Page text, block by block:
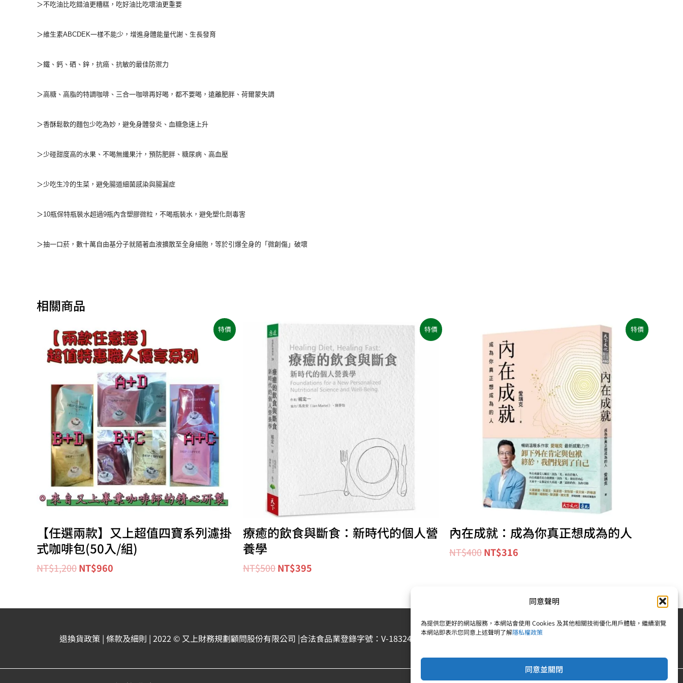
同意聲明
為提供您更好的網站服務，本網站會使用 Cookies 及其他相關技術優化用戶體驗，繼續瀏覽
本網站即表示您同意上述聲明了解隱私權政策
同意並關閉
＞不吃油比吃錯油更糟糕，吃好油比吃壞油更重要
＞維生素ABCDEK一樣不能少，增進身體能量代謝、生長發育
＞鐵、鈣、硒、鋅，抗癌、抗敏的最佳防禦力
＞高糖、高脂的特調咖啡、三合一咖啡再好喝，都不要喝，遠離肥胖、荷爾蒙失調
＞香酥鬆軟的麵包少吃為妙，避免身體發炎、血糖急速上升
＞少碰甜度高的水果、不喝無纖果汁，預防肥胖、糖尿病、高血壓
＞少吃生冷的生菜，避免腸道細菌感染與腸漏症
＞10瓶保特瓶裝水超過9瓶內含塑膠微粒，不喝瓶裝水，避免塑化劑毒害
＞抽一口菸，數十萬自由基分子就隨著血液擴散至全身細胞，等於引爆全身的「微創傷」破壞
相關商品
特價
【任選兩款】又上超值四寶系列濾掛
式咖啡包(50入/組)
NT$1,200
始
價
格：
NT$1,200。
NT$960
目
前
價
格：
NT$960。
特價
療癒的飲食與斷食：新時代的個人營
養學
NT$500
原
始
格：
NT$500。
NT$395
目
價
格：
NT$395。
特價
內在成就：成為你真正想成為的人
NT$400
始
價
格：
NT$400。
NT$316
NT$316。
退換貨政策| 條款及細則 | 2022 © 又上財務規劃顧問股份有限公司 |合法食品業登錄字號：V-183242378-00000-6 | 統一編號：83242378 |電話：02-25092809